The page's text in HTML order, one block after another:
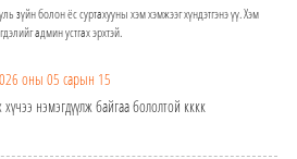
зүйн болон ёс суртахууны хэм хэмжээг хүндэтгэнэ үү. Хэм
админ устгах эрхтэй.
оны 05 сарын 15
нэмэгдүүлж байгаа бололтой кккк